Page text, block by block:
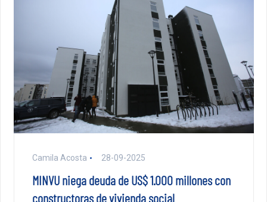
Camila Acosta 28-09-2025
MINVU niega deuda de US$ 1.000 millones con
constructoras de vivienda social